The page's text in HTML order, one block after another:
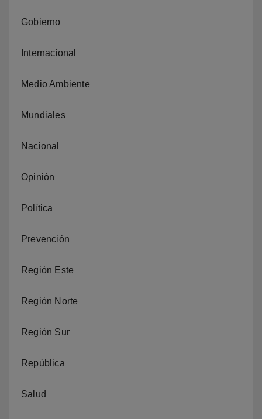
Gobierno
Internacional
Medio Ambiente
Mundiales
Nacional
Opinión
Política
Prevención
Región Este
Región Norte
Región Sur
República
Salud